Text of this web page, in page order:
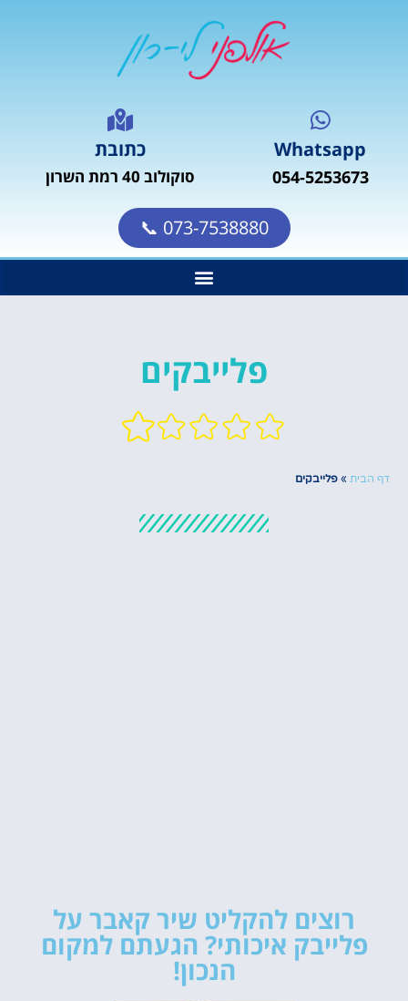
Whatsapp
054-5253673
כתובת
סוקולוב 40 רמת השרון
073-7538880 📞
פלייבקים
דף הבית » פלייבקים
רוצים להקליט שיר קאבר על
פלייבק איכותי? הגעתם למקום
הנכון!